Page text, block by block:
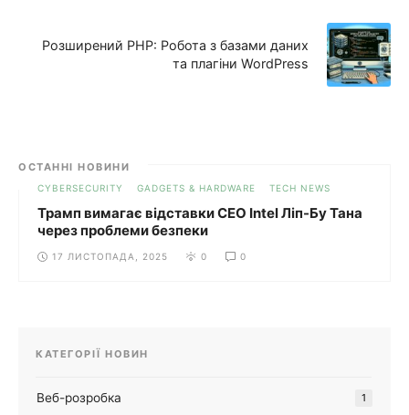
Розширений PHP: Робота з базами даних
та плагіни WordPress
ОСТАННІ НОВИНИ
CYBERSECURITY GADGETS & HARDWARE TECH NEWS
Трамп вимагає відставки CEO Intel Ліп-Бу Тана
через проблеми безпеки
17 ЛИСТОПАДА, 2025 0 0
КАТЕГОРІЇ НОВИН
Веб-розробка 1